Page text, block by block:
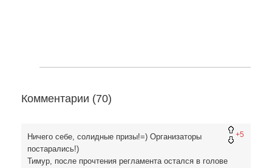
Комментарии (70)
+5
Ничего себе, солидные призы!=) Организаторы
постарались!)
Тимур, после прочтения регламента остался в голове